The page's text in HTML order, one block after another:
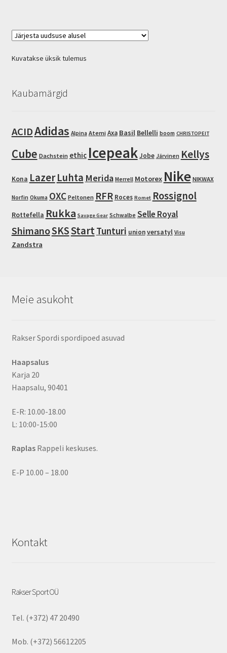
The
product
Kuvatakse üksik tulemus
Kaubamärgid
ACIDAdidas Alpina Atemi Axa Basil Bellelli boom CHRISTOPEIT
Cube Dachstein ethic IcepeakJobe Järvinen Kellys
Kona Lazer Luhta Merida Merrell Motorex Nike NIKWAX
Norfin Okuma OXC Peltonen RFR Roces Romet Rossignol
Rottefella Rukka Savage Gear Schwalbe Selle Royal
ShimanoSKSStartTunturi unionversatyl Visu
Zandstra
Meie asukoht
Rakser Spordi spordipoed asuvad
Haapsalus
Karja 20
Haapsalu, 90401
E-R: 10.00-18.00
L: 10:00-15:00
RaplasRappeli keskuses.
E-P 10.00 – 18.00
Kontakt
Rakser Sport OÜ
Tel. (+372) 47 20490
Mob. (+372) 56612205